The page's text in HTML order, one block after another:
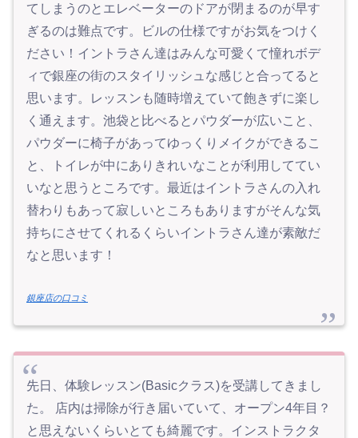
てしまうのとエレベーターのドアが閉まるのが早す
ぎるのは難点です。ビルの仕様ですがお気をつけく
ださい！イントラさん達はみんな可愛くて憧れボデ
ィで銀座の街のスタイリッシュな感じと合ってると
思います。レッスンも随時増えていて飽きずに楽し
く通えます。池袋と比べるとパウダーが広いこと、
パウダーに椅子があってゆっくりメイクができるこ
と、トイレが中にありきれいなことが利用しててい
いなと思うところです。最近はイントラさんの入れ
替わりもあって寂しいところもありますがそんな気
持ちにさせてくれるくらいイントラさん達が素敵だ
なと思います！
銀座店の口コミ
先日、体験レッスン(Basicクラス)を受講してきまし
た。 店内は掃除が行き届いていて、オープン4年目？
と思えないくらいとても綺麗です。インストラクタ